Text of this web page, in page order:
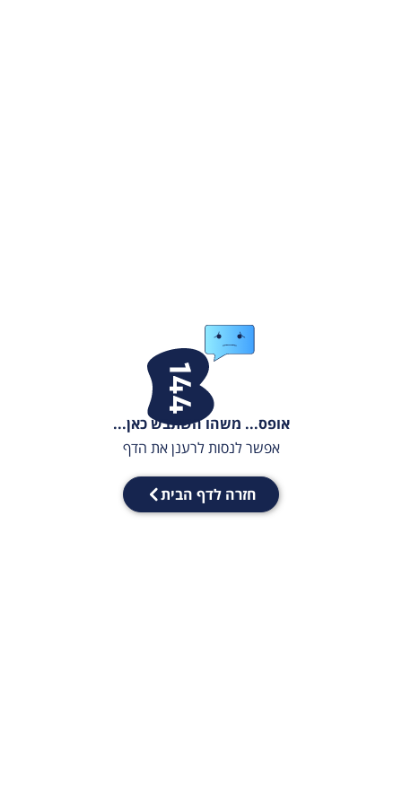
אופס... משהו השתבש כאן...
אפשר לנסות לרענן את הדף
חזרה לדף הבית